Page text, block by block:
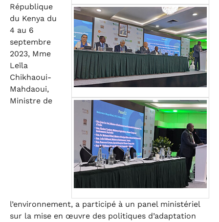
République
du Kenya du
4 au 6
septembre
2023, Mme
Leïla
Chikhaoui-
Mahdaoui,
Ministre de
l’environnement, a participé à un panel ministériel
sur la mise en œuvre des politiques d’adaptation